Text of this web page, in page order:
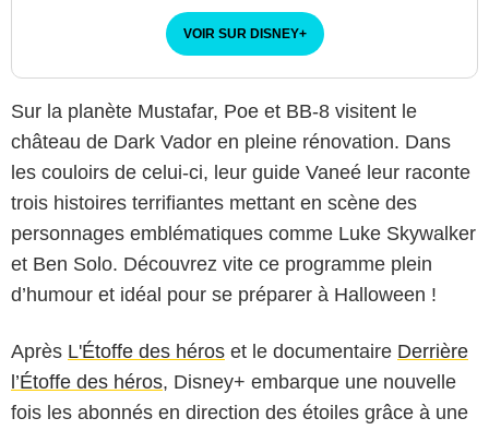
VOIR SUR DISNEY+
Sur la planète Mustafar, Poe et BB-8 visitent le
château de Dark Vador en pleine rénovation. Dans
les couloirs de celui-ci, leur guide Vaneé leur raconte
trois histoires terrifiantes mettant en scène des
personnages emblématiques comme Luke Skywalker
et Ben Solo. Découvrez vite ce programme plein
d’humour et idéal pour se préparer à Halloween !
Après L'Étoffe des héros et le documentaire Derrière
l’Étoffe des héros, Disney+ embarque une nouvelle
fois les abonnés en direction des étoiles grâce à une